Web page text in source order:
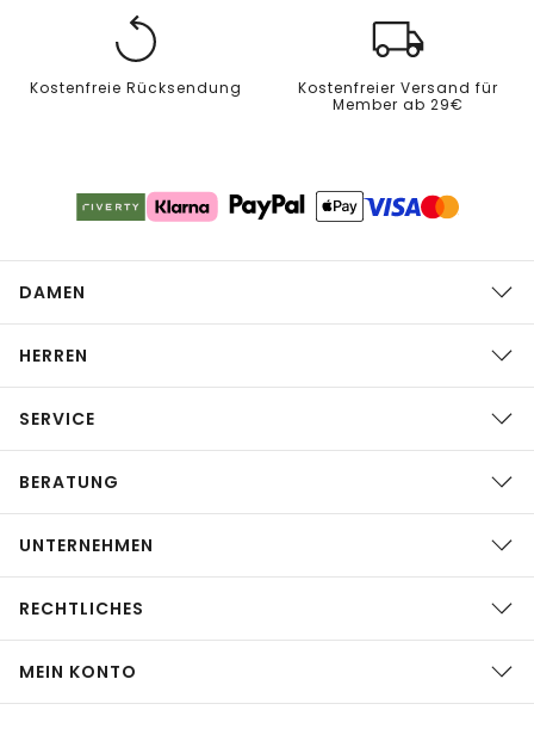
Kostenfreie Rücksendung
Kostenfreier Versand für
Member ab 29€
DAMEN
HERREN
SERVICE
BERATUNG
UNTERNEHMEN
RECHTLICHES
MEIN KONTO